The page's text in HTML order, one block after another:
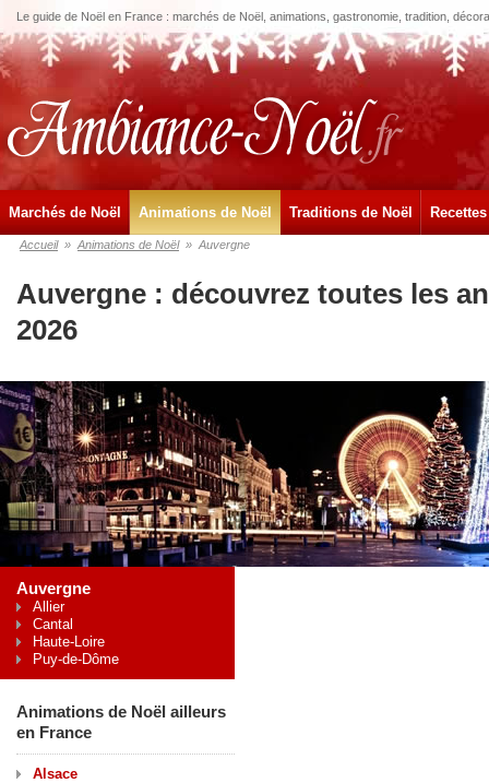
Le guide de Noël en France : marchés de Noël, animations, gastronomie, tradition,
Marchés de Noël Animations de Noël Traditions de Noël
Accueil » Animations de Noël » Auvergne
Auvergne : découvrez toutes les
2026
Auvergne
Allier
Cantal
Haute-Loire
Puy-de-Dôme
Animations de Noël ailleurs
en France
Alsace